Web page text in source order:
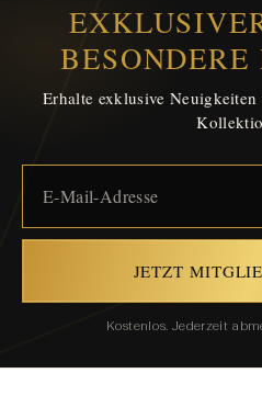
Erhalte exklusive
JETZT
Kostenlos. Jederzeit